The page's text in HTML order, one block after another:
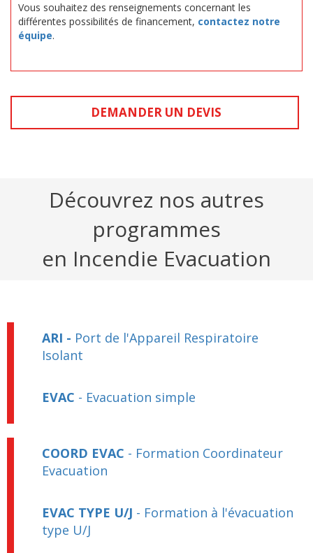
Vous souhaitez des renseignements concernant les
différentes possibilités de financement, contactez notre
équipe.
DEMANDER UN DEVIS
Découvrez nos autres
programmes
en Incendie Evacuation
ARI - Port de l'Appareil Respiratoire
Isolant
EVAC - Evacuation simple
COORD EVAC - Formation Coordinateur
Evacuation
EVAC TYPE U/J - Formation à l'évacuation
type U/J